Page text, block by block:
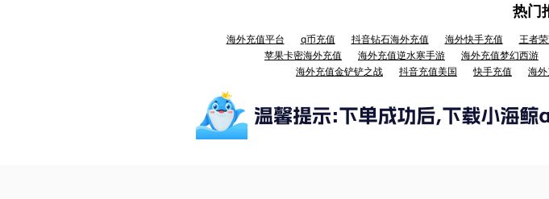
热门
海外充值平台 q币充值 抖音钻石海外充值 海外快手充值 王者
苹果卡密海外充值
海外充值逆水寒手游 海外充值梦幻西游
海外充值金铲铲之战
抖音充值美国 快手充值 海